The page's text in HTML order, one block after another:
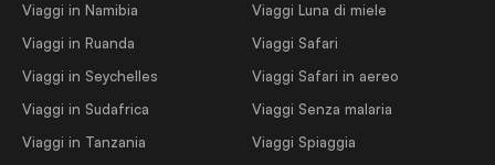
Viaggi in Namibia
Viaggi in Ruanda
Viaggi in Seychelles
Viaggi in Sudafrica
Viaggi in Tanzania
Viaggi Luna di miele
Viaggi Safari
Viaggi Safari in aereo
Viaggi Senza malaria
Viaggi Spiaggia